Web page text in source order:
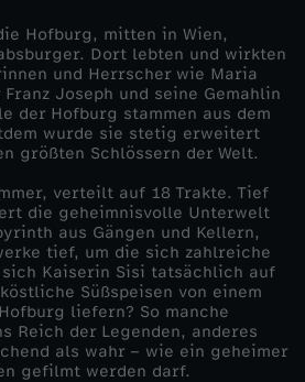
Hofburg, mitten in Wien,
Dort lebten und wirkten
und Herrscher wie Maria
Joseph und seine Gemahlin
der Hofburg stammen aus dem
wurde sie stetig erweitert
größten Schlössern der Welt.
verteilt auf 18 Trakte. Tief
die geheimnisvolle Unterwelt
aus Gängen und Kellern,
tief, um die sich zahlreiche
Kaiserin Sisi tatsächlich auf
Süßspeisen von einem
liefern? So manche
Reich der Legenden, anderes
als wahr – wie ein geheimer
gefilmt werden darf.